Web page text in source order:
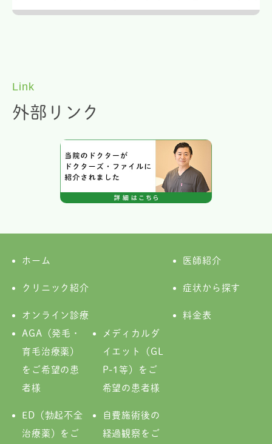
Link
外部リンク
ホーム 医師紹介
クリニック紹介 症状から探す
オンライン診療
AGA（発毛・
育毛治療薬）
をご希望の患
者様
メディカルダ
イエット（GL
P-1等）をご
希望の患者様
ED（勃起不全
治療薬）をご
自費施術後の
経過観察をご
料金表